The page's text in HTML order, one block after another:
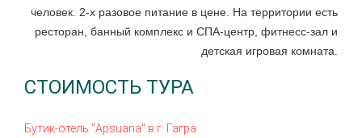
человек. 2-х разовое питание в цене. На территории есть
ресторан, банный комплекс и СПА-центр, фитнесс-зал и
детская игровая комната.
СТОИМОСТЬ ТУРА
Бутик-отель "Apsuana" в г. Гагра